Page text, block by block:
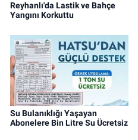
Reyhanlı'da Lastik ve Bahçe
Yangını Korkuttu
Su Bulanıklığı Yaşayan
Abonelere Bin Litre Su Ücretsiz